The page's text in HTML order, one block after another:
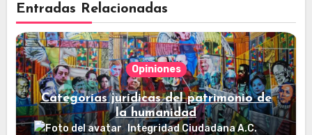
Entradas Relacionadas
Opiniones
Categorías jurídicas del patrimonio de
la humanidad
Integridad Ciudadana A.C.